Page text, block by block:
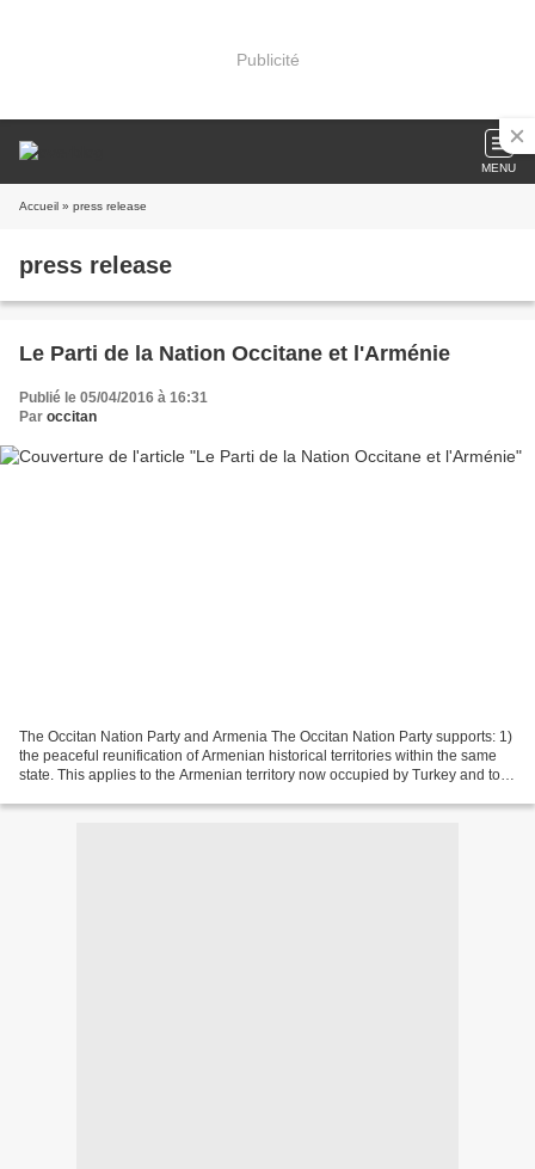
Publicité
MENU
Accueil » press release
press release
Le Parti de la Nation Occitane et l'Arménie
Publié le 05/04/2016 à 16:31
Par occitan
The Occitan Nation Party and Armenia The Occitan Nation Party supports: 1)
the peaceful reunification of Armenian historical territories within the same
state. This applies to the Armenian territory now occupied by Turkey and to